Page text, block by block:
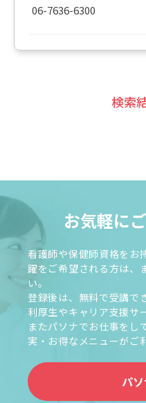
06-7636-6300
検索
お気軽に
看護師や保健師資格をお
躍をご希望される方は、
い。
登録後は、無料で受講で
利厚生やキャリア支援サ
またパソナでお仕事をし
実・お得なメニューがご
パ